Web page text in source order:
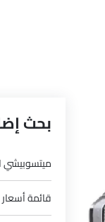
بحث
ميتسوبيشي
قائمة